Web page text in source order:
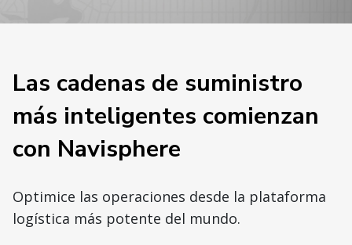
Las cadenas de suministro
más inteligentes comienzan
con Navisphere
Optimice las operaciones desde la plataforma
logística más potente del mundo.